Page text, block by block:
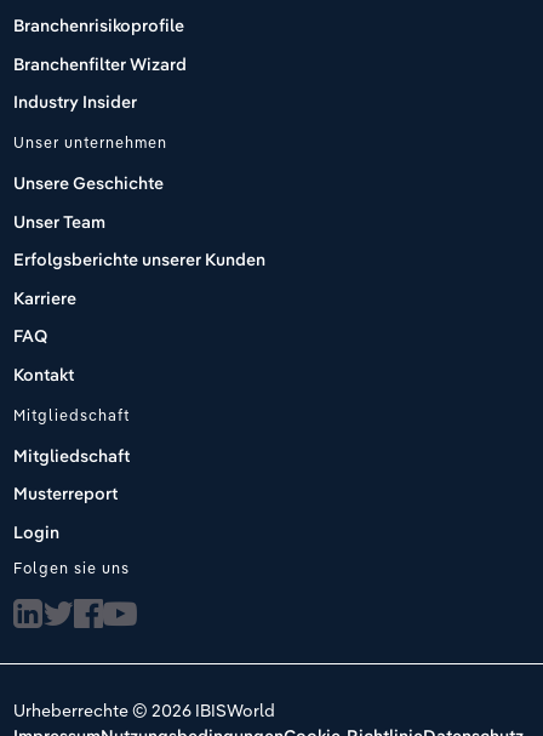
Branchenrisikoprofile
Branchenfilter Wizard
Industry Insider
Unser unternehmen
Unsere Geschichte
Unser Team
Erfolgsberichte unserer Kunden
Karriere
FAQ
Kontakt
Mitgliedschaft
Mitgliedschaft
Musterreport
Login
Folgen sie uns
Urheberrechte © 2026 IBISWorld